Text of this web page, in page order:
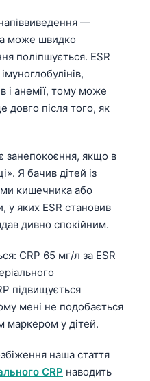
—
може швидко
поліпшується. ESR
і анемії, тому може
після того, як
занепокоєння, якщо в
Я бачив дітей із
кишечника або
яких ESR становив
дивно спокійним.
CRP 65 мг/л за ESR
підвищується
мені не подобається
маркером у дітей.
наша стаття
CRP наводить